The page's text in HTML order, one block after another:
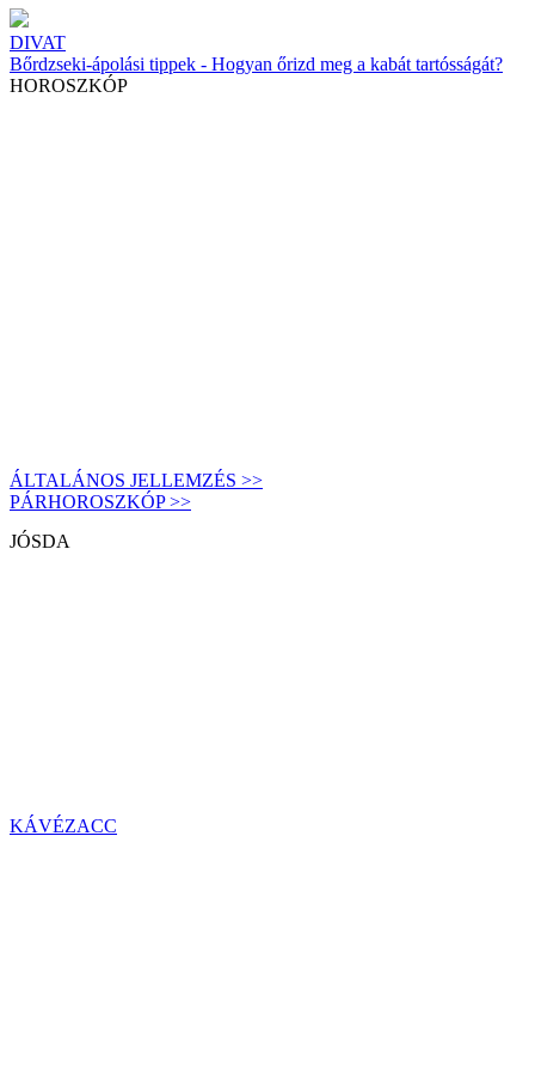
DIVAT
Bőrdzseki-ápolási tippek - Hogyan őrizd meg a kabát tartósságát?
HOROSZKÓP
ÁLTALÁNOS JELLEMZÉS >>
PÁRHOROSZKÓP >>
JÓSDA
KÁVÉZACC